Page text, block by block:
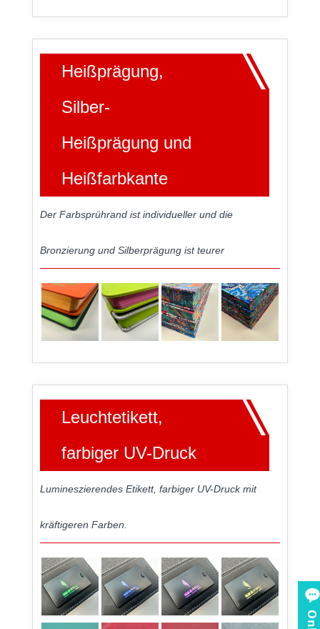
Heißprägung,
Silber-
Heißprägung und
Heißfarbkante
Der Farbsprührand ist individueller und die
Bronzierung und Silberprägung ist teurer
Leuchtetikett,
farbiger UV-Druck
Lumineszierendes Etikett, farbiger UV-Druck mit
kräftigeren Farben.